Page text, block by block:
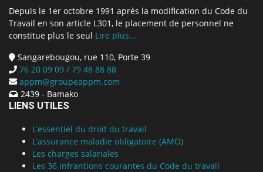
Depuis le 1er octobre 1991 après la modification du Code du
Travail en son article L301, le placement de personnel ne
constitue plus le seul Lire plus...
Sangarebougou, rue 110, Porte 39
76 20 09 09 / 79 48 88 88
appm@groupeappm.com
2439 - Bamako
LIENS UTILES
L’essentiel du droit du travail
L’assurance maladie obligatoire (AMO)
Les charges salariales
Les 36 infrantions courantes du Code du travail